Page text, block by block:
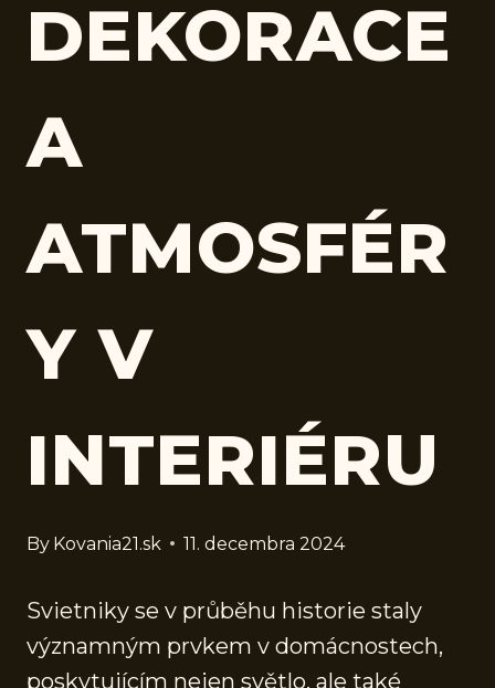
DEKORACE
A
ATMOSFÉR
Y V
INTERIÉRU
By Kovania21.sk 11. decembra 2024
Svietniky se v průběhu historie staly
významným prvkem v domácnostech,
poskytujícím nejen světlo, ale také